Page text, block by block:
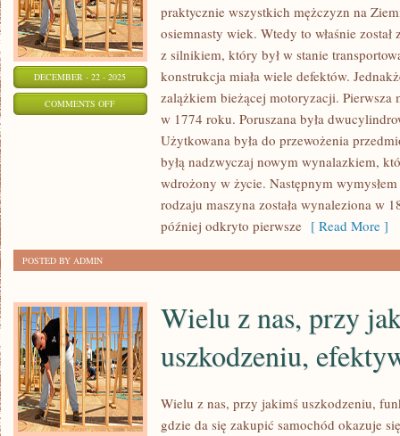
DECEMBER - 22 - 2025
COMMENTS OFFON
MOTORYZACJI
praktycznie wszystkich mężczyzn na
osiemnasty wiek. Wtedy to właśnie
z silnikiem, który był w stanie
konstrukcja miała wiele defektów.
zalążkiem bieżącej motoryzacji. Pierwsza
w 1774 roku. Poruszana była
Użytkowana była do przewożenia
byłą nadzwyczaj nowym wynalazkiem,
wdrożony w życie. Następnym
rodzaju maszyna została wynaleziona w
później odkryto pierwsze [ Read More ]
POSTED BY ADMIN
Wielu z nas, przy
uszkodzeniu,
Wielu z nas, przy jakimś uszkodzeniu,
gdzie da się zakupić samochód okazuje